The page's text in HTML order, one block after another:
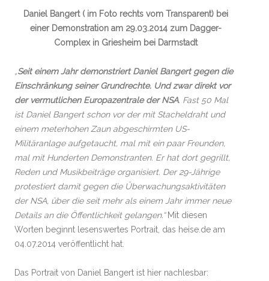
Daniel Bangert ( im Foto rechts vom Transparent) bei
einer Demonstration am 29.03.2014 zum Dagger-
Complex in Griesheim bei Darmstadt
„Seit einem Jahr demonstriert Daniel Bangert gegen die
Einschränkung seiner Grundrechte. Und zwar direkt vor
der vermutlichen Europazentrale der NSA. Fast 50 Mal
ist Daniel Bangert schon vor der mit Stacheldraht und
einem meterhohen Zaun abgeschirmten US-
Militäranlage aufgetaucht, mal mit ein paar Freunden,
mal mit Hunderten Demonstranten. Er hat dort gegrillt,
Reden und Musikbeiträge organisiert. Der 29-Jährige
protestiert damit gegen die Überwachungsaktivitäten
der NSA, über die seit mehr als einem Jahr immer neue
Details an die Öffentlichkeit gelangen.“Mit diesen
Worten beginnt lesenswertes Portrait, das heise.de am
04.07.2014 veröffentlicht hat.
Das Portrait von Daniel Bangert ist hier nachlesbar: